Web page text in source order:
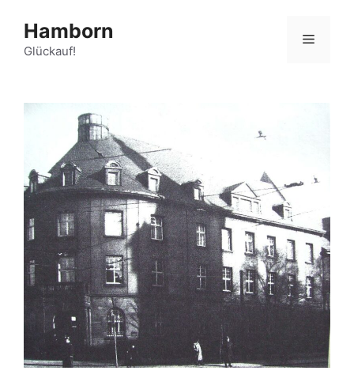
Inhalt
springen
Hamborn
Glückauf!
Menü